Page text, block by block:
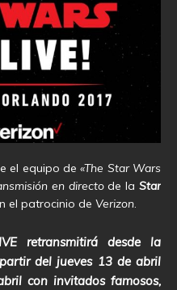
el equipo de «The Star Wars
en directode laStar
el patrocinio de Verizon.
retransmitirá desde la
del jueves 13 de abril
con invitados famosos,